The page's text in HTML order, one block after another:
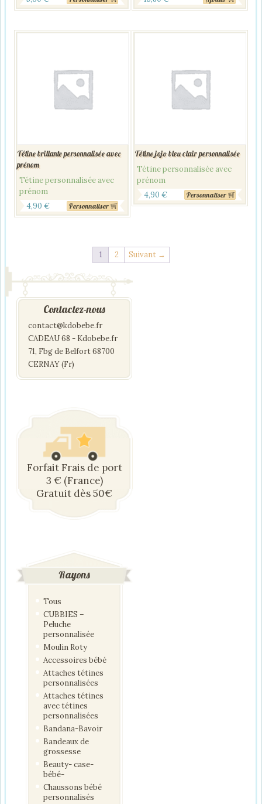
Tétine brillante personnalisée avec
prénom
Tétine personnalisée avec
prénom
4,90 € Personnaliser
Tétine jojo bleu clair personnalisée
Tétine personnalisée avec
prénom
4,90 € Personnaliser
1 2 Suivant →
Contactez-nous
contact@kdobebe.fr
CADEAU 68 - Kdobebe.fr
71, Fbg de Belfort 68700
CERNAY (Fr)
Forfait Frais de port
3 € (France)
Gratuit dès 50€
Rayons
Tous
CUBBIES –
Peluche
personnalisée
Moulin Roty
Accessoires bébé
Attaches tétines
personnalisées
Attaches tétines
avec tétines
personnalisées
Bandana-Bavoir
Bandeaux de
grossesse
Beauty- case-
bébé-
Chaussons bébé
personnalisés